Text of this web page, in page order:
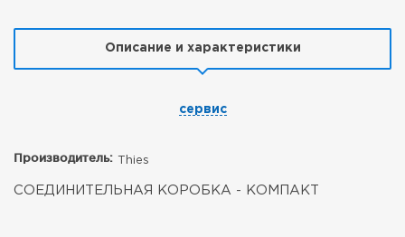
Описание и характеристики
сервис
Производитель: Thies
СОЕДИНИТЕЛЬНАЯ КОРОБКА - КОМПАКТ